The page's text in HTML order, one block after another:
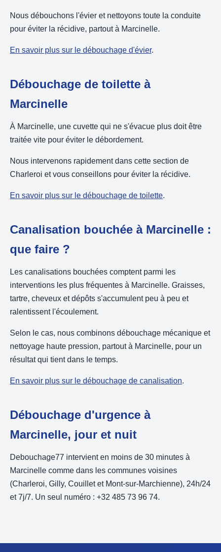
Nous débouchons l'évier et nettoyons toute la conduite
pour éviter la récidive, partout à Marcinelle.
En savoir plus sur le débouchage d'évier.
Débouchage de toilette à
Marcinelle
À Marcinelle, une cuvette qui ne s'évacue plus doit être
traitée vite pour éviter le débordement.
Nous intervenons rapidement dans cette section de
Charleroi et vous conseillons pour éviter la récidive.
En savoir plus sur le débouchage de toilette.
Canalisation bouchée à Marcinelle :
que faire ?
Les canalisations bouchées comptent parmi les
interventions les plus fréquentes à Marcinelle. Graisses,
tartre, cheveux et dépôts s'accumulent peu à peu et
ralentissent l'écoulement.
Selon le cas, nous combinons débouchage mécanique et
nettoyage haute pression, partout à Marcinelle, pour un
résultat qui tient dans le temps.
En savoir plus sur le débouchage de canalisation.
Débouchage d'urgence à
Marcinelle, jour et nuit
Debouchage77 intervient en moins de 30 minutes à
Marcinelle comme dans les communes voisines
(Charleroi, Gilly, Couillet et Mont-sur-Marchienne), 24h/24
et 7j/7. Un seul numéro : +32 485 73 96 74.